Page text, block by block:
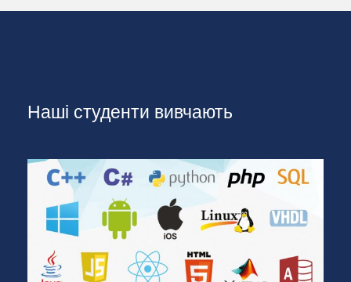
Наші студенти вивчають